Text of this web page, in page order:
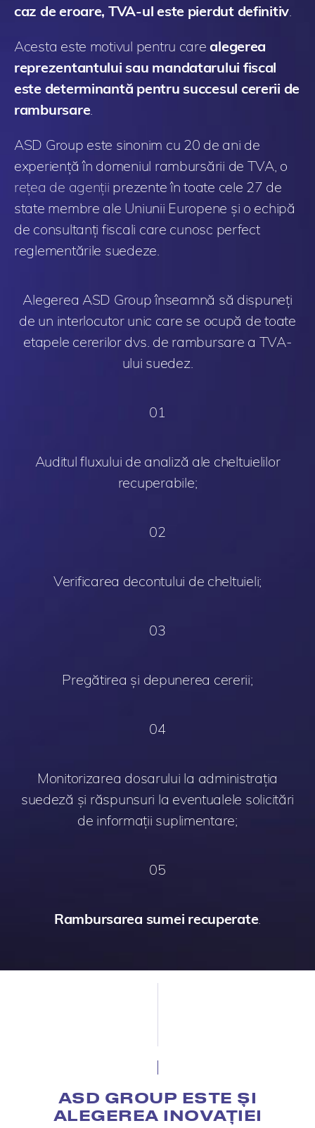
caz de eroare, TVA-ul este pierdut definitiv.
Acesta este motivul pentru carealegerea
reprezentantului sau mandatarului fiscal
este determinantă pentru succesul cererii de
rambursare.
ASD Group este sinonim cu 20 de ani de
experiență în domeniul rambursării de TVA, o
rețea de agenții prezente în toate cele 27 de
state membre ale Uniunii Europene și o echipă
de consultanți fiscali care cunosc perfect
reglementările suedeze.
Alegerea ASD Group înseamnă să dispuneți
de un interlocutor unic care se ocupă de toate
etapele cererilor dvs. de rambursare a TVA-
ului suedez.
01
Auditul fluxului de analiză ale cheltuielilor
recuperabile;
02
Verificarea decontului de cheltuieli;
03
Pregătirea și depunerea cererii;
04
Monitorizarea dosarului la administrația
suedeză și răspunsuri la eventualele solicitări
de informații suplimentare;
05
Rambursarea sumei recuperate.
ASD GROUP ESTE ȘI
ALEGEREA INOVAȚIEI